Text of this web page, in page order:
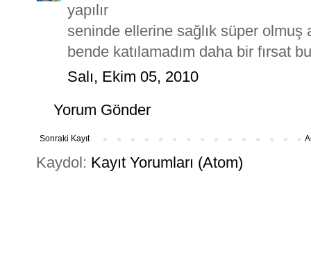
yapılır
seninde ellerine sağlık süper olmuş
bende katılamadım daha bir fırsat
Salı, Ekim 05, 2010
Yorum Gönder
Sonraki Kayıt
Kaydol: Kayıt Yorumları (Atom)